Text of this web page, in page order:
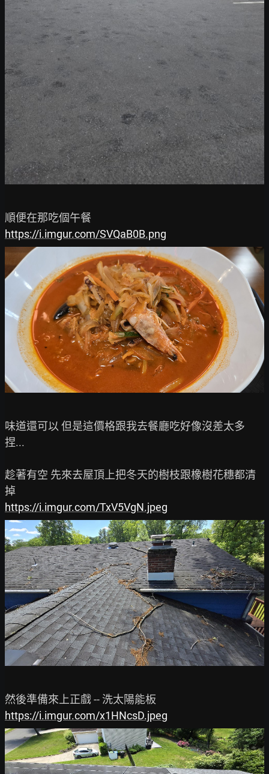
https://i.imgur.com/SVQaB0B.png
味道還可以 但是這價格跟我去餐廳吃好像沒差太多
捏...
趁著有空 先來去屋頂上把冬天的樹枝跟橡樹花穗都清
https://i.imgur.com/TxV5VgN.jpeg
https://i.imgur.com/x1HNcsD.jpeg